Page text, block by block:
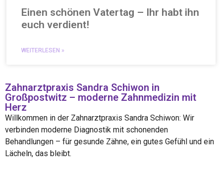
Einen schönen Vatertag – Ihr habt ihn
euch verdient!
WEITERLESEN »
Zahnarztpraxis Sandra Schiwon in
Großpostwitz – moderne Zahnmedizin mit
Herz
Willkommen in der Zahnarztpraxis Sandra Schiwon: Wir
verbinden moderne Diagnostik mit schonenden
Behandlungen – für gesunde Zähne, ein gutes Gefühl und ein
Lächeln, das bleibt.